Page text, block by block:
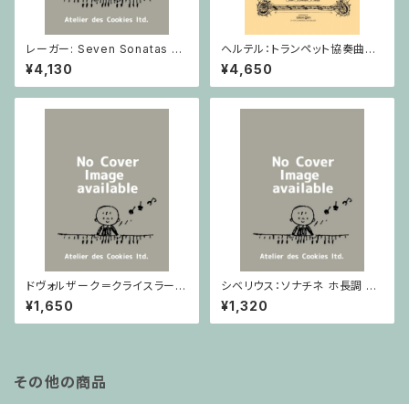
レーガー: Seven Sonatas o
p. 91 Heft 2 / ヴァイオリン
¥4,130
ヘルテル：トランペット協奏曲第1
番 変ホ長調/トランペット・ピア
ノ
¥4,650
ドヴォルザーク＝クライスラー：
スラヴ幻想曲 ロ短調 from Op.
55-4, Op.75 / ヴァイオリンと
ピアノ
¥1,650
シベリウス：ソナチネ ホ長調 O
p.80 / ヴァイオリンとピアノ
¥1,320
その他の商品